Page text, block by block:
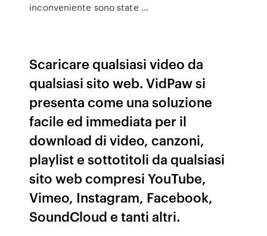
inconveniente sono state …
Scaricare qualsiasi video da
qualsiasi sito web. VidPaw si
presenta come una soluzione
facile ed immediata per il
download di video, canzoni,
playlist e sottotitoli da qualsiasi
sito web compresi YouTube,
Vimeo, Instagram, Facebook,
SoundCloud e tanti altri.